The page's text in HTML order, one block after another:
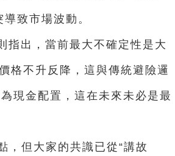
致市場波動。
指出，當前最大不確定性是大
格不升反降，這與傳統避險邏
現金配置，這在未來未必是最
，但大家的共識已從“講故